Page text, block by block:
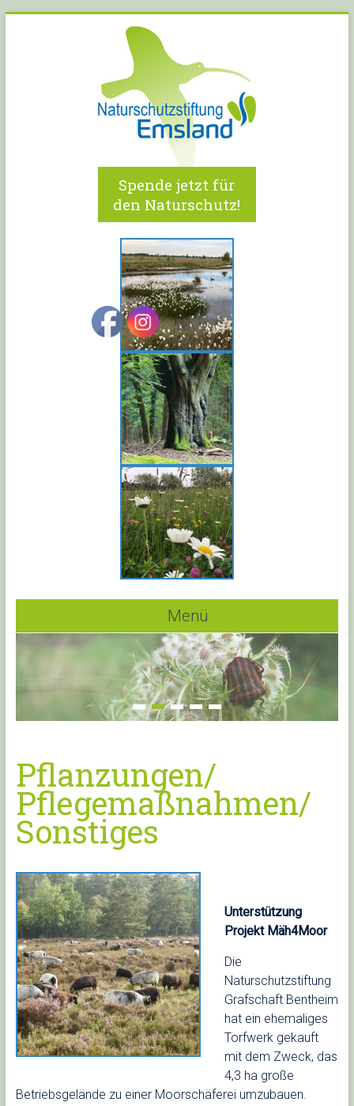
Spende jetzt für
den Naturschutz!
Menü
1 2 3 4 5
Pflanzungen/
Pflegemaßnahmen/
Sonstiges
Unterstützung
Projekt Mäh4Moor
Die
Naturschutzstiftung
Grafschaft Bentheim
hat ein ehemaliges
Torfwerk gekauft
mit dem Zweck, das
4,3 ha große
Betriebsgelände zu einer Moorschäferei umzubauen.